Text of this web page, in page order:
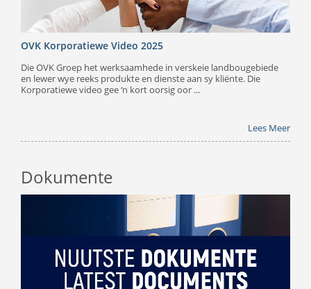
OVK Korporatiewe Video 2025
Die OVK Groep het werksaamhede in verskeie landbougebiede
en lewer wye reeks produkte en dienste aan sy kliënte. Die
Korporatiewe video gee ‘n kort oorsig oor ...
Lees Meer
Dokumente